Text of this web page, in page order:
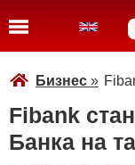
Бизнес »
Fibank
Банка на